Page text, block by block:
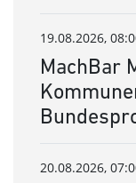
19.08.2026,
MachBar
20.08.2026,